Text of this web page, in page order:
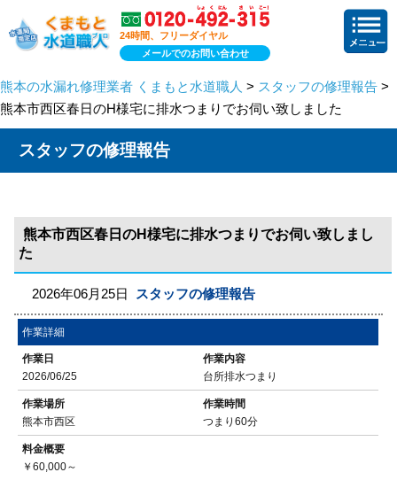
24時間、フリーダイヤル
メールでのお問い合わせ
熊本の水漏れ修理業者 くまもと水道職人 > スタッフの修理報告 >
熊本市西区春日のH様宅に排水つまりでお伺い致しました
スタッフの修理報告
熊本市西区春日のH様宅に排水つまりでお伺い致しまし
た
2026年06月25日 スタッフの修理報告
作業詳細
作業日
2026/06/25
作業内容
台所排水つまり
作業場所
熊本市西区
作業時間
つまり60分
料金概要
￥60,000～